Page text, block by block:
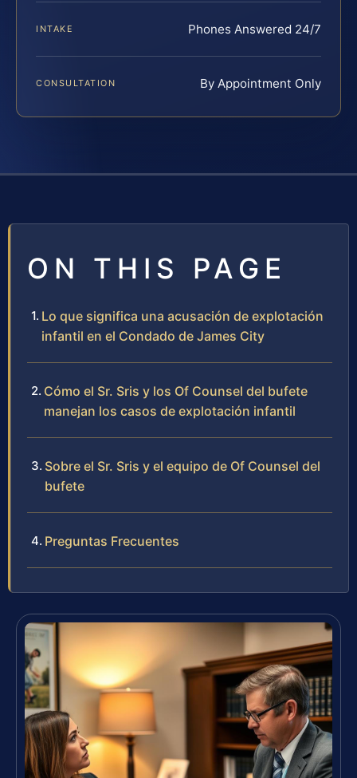
INTAKE Phones Answered 24/7
CONSULTATION By Appointment Only
ON THIS PAGE
Lo que significa una acusación de explotación
infantil en el Condado de James City
Cómo el Sr. Sris y los Of Counsel del bufete
manejan los casos de explotación infantil
Sobre el Sr. Sris y el equipo de Of Counsel del
bufete
Preguntas Frecuentes